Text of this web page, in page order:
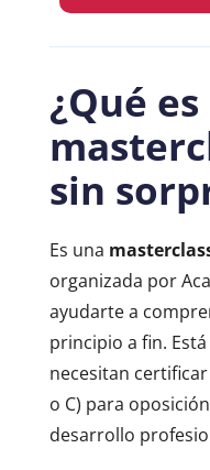
¿Qué
sin
Es una
organizada por
ayudarte a
principio a fin.
necesitan certificar
o C) para
desarrollo